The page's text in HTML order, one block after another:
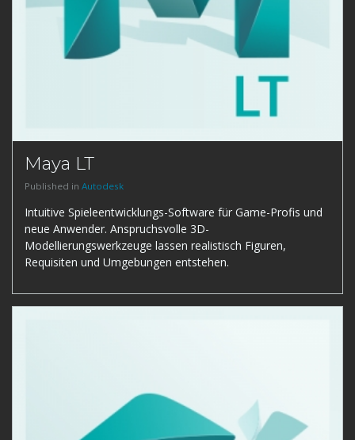
Maya LT
Published in Autodesk
Intuitive Spieleentwicklungs-Software für Game-Profis und
neue Anwender. Anspruchsvolle 3D-
Modellierungswerkzeuge lassen realistisch Figuren,
Requisiten und Umgebungen entstehen.